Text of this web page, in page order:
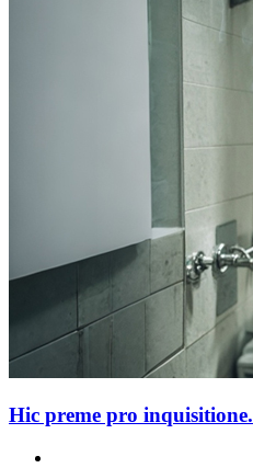
Hic preme pro inquisitione.